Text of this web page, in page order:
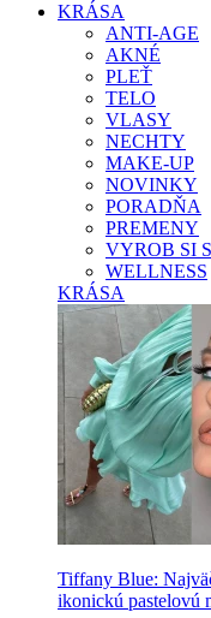
KRÁSA
ANTI-AGE
AKNÉ
PLEŤ
TELO
VLASY
NECHTY
MAKE-UP
NOVINKY
PORADŇA
PREMENY
VYROB SI
WELLNESS
KRÁSA
Tiffany Blue:
ikonickú pastelovú